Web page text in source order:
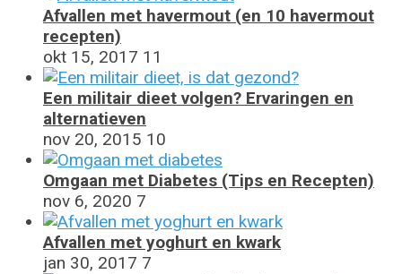
Afvallen met havermout (en 10 havermout
recepten)
okt 15, 2017 11
Een militair dieet volgen? Ervaringen en
alternatieven
nov 20, 2015 10
Omgaan met Diabetes (Tips en Recepten)
nov 6, 2020 7
Afvallen met yoghurt en kwark
jan 30, 2017 7